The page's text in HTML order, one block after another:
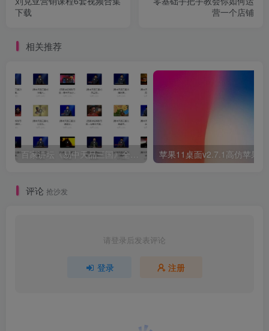
下载
营一个店铺
相关推荐
苹果11桌面v2.7.1高仿苹果
评论 抢沙发
请登录后发表评论
登录 注册